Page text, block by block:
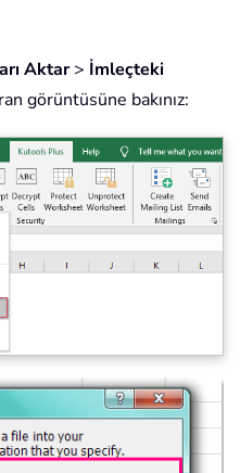
Aktar> İmleçteki
görüntüsüne bakınız: